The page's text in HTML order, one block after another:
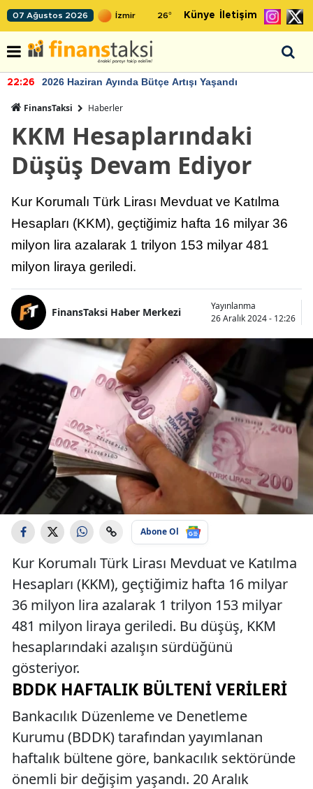
07 Ağustos 2026 26° Künye İletişim
22:26 2026 Haziran Ayında Bütçe Artışı Yaşandı
FinansTaksi Haberler
KKM Hesaplarındaki
Düşüş Devam Ediyor
Kur Korumalı Türk Lirası Mevduat ve Katılma
Hesapları (KKM), geçtiğimiz hafta 16 milyar 36
milyon lira azalarak 1 trilyon 153 milyar 481
milyon liraya geriledi.
FinansTaksi Haber Merkezi
Yayınlanma
26 Aralık 2024 - 12:26
Abone Ol
Kur Korumalı Türk Lirası Mevduat ve Katılma
Hesapları (KKM), geçtiğimiz hafta 16 milyar
36 milyon lira azalarak 1 trilyon 153 milyar
481 milyon liraya geriledi. Bu düşüş, KKM
hesaplarındaki azalışın sürdüğünü
gösteriyor.
BDDK HAFTALIK BÜLTENI VERILERI
Bankacılık Düzenleme ve Denetleme
Kurumu (BDDK) tarafından yayımlanan
haftalık bültene göre, bankacılık sektöründe
önemli bir değişim yaşandı. 20 Aralık